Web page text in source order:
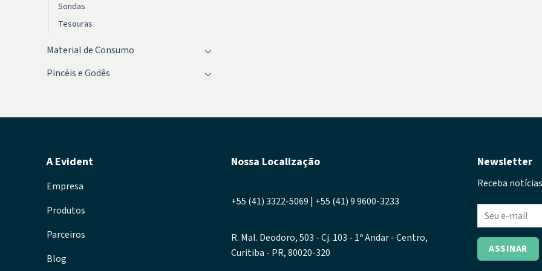
Sondas
Tesouras
Material de Consumo
Pincéis e Godês
A Evident
Empresa
Produtos
Parceiros
Blog
Nossa Localização
+55 (41) 3322-5069 | +55 (41) 9 9600-3233
R. Mal. Deodoro, 503 - Cj. 103 - 1º Andar - Centro,
Curitiba - PR, 80020-320
Newsletter
Receba